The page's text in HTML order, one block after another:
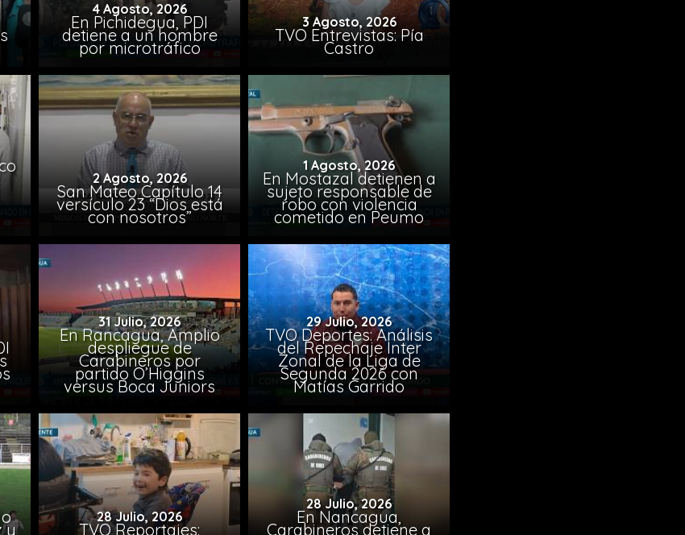
4 Agosto, 2026
En Pichidegua, PDI
detiene a un hombre
por microtráfico
3 Agosto, 2026
TVO Entrevistas: Pía
Castro
2 Agosto, 2026
San Mateo Capítulo 14
versículo 23 “Dios está
con nosotros”
1 Agosto, 2026
En Mostazal detienen a
sujeto responsable de
robo con violencia
cometido en Peumo
31 Julio, 2026
En Rancagua, Amplio
despliegue de
Carabineros por
partido O’Higgins
versus Boca Juniors
29 Julio, 2026
TVO Deportes: Análisis
del Repechaje Inter
Zonal de la Liga de
Segunda 2026 con
Matías Garrido
y
28 Julio, 2026
TVO Reportajes:
28 Julio, 2026
En Nancagua,
Carabineros detiene a